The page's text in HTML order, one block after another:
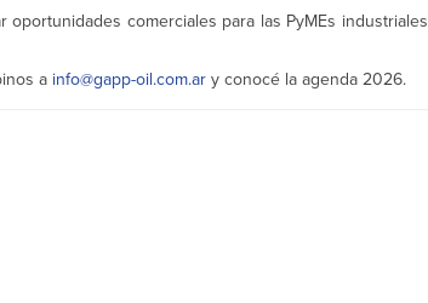
comerciales para las PyMEs industriales
a info@gapp-oil.com.ar y conocé la agenda 2026.